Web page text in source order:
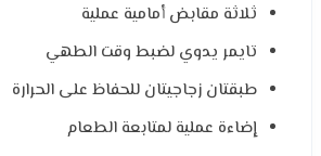
ثلاثة مقابض أمامية عملية
تايمر يدوي لضبط وقت الطهي
طبقتان زجاجيتان للحفاظ على الحرارة
إضاءة عملية لمتابعة الطعام